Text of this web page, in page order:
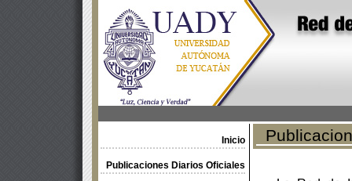
Inicio
Publicaciones Diarios Oficiales